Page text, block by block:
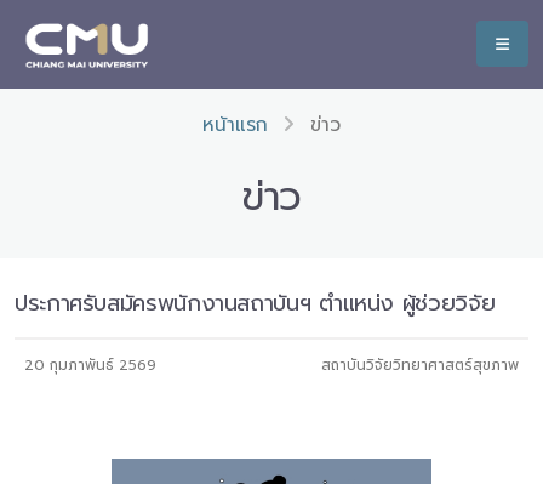
หน้าแรก ข่าว
ข่าว
ประกาศรับสมัครพนักงานสถาบันฯ ตำแหน่ง ผู้ช่วยวิจัย
20 กุมภาพันธ์ 2569 สถาบันวิจัยวิทยาศาสตร์สุขภาพ